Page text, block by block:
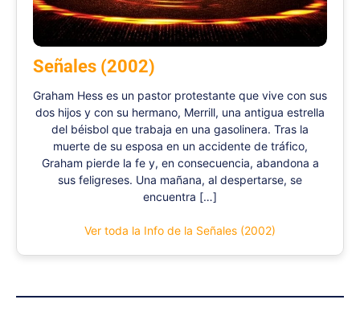
Señales (2002)
Graham Hess es un pastor protestante que vive con sus
dos hijos y con su hermano, Merrill, una antigua estrella
del béisbol que trabaja en una gasolinera. Tras la
muerte de su esposa en un accidente de tráfico,
Graham pierde la fe y, en consecuencia, abandona a
sus feligreses. Una mañana, al despertarse, se
encuentra […]
Ver toda la Info de la Señales (2002)